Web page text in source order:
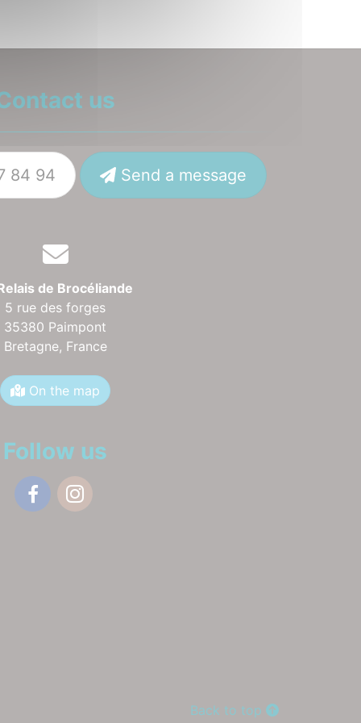
us
84 94 Send a message
de Brocéliande
5 rue des forges
35380 Paimpont
Bretagne, France
On the map
Follow us
Back to top